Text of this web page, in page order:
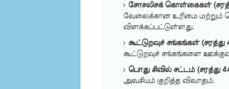
சோசலிசக் கொள்கைகள்
வேலைக்கான உரிமை மற்றும்
விளக்கப்பட்டுள்ளது.
கூட்டுறவுச் சங்கங்கள் (சரத்து
கூட்டுறவுச் சங்கங்களை
பொது சிவில் சட்டம் (சரத்து
அவசியம் குறித்த விவாதம்.